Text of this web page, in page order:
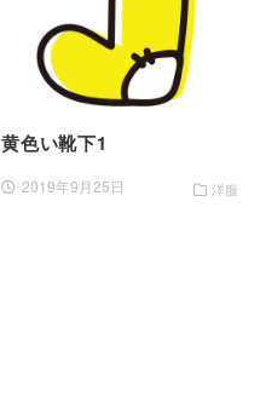
黄色い靴下1
2019年9月25日 洋服